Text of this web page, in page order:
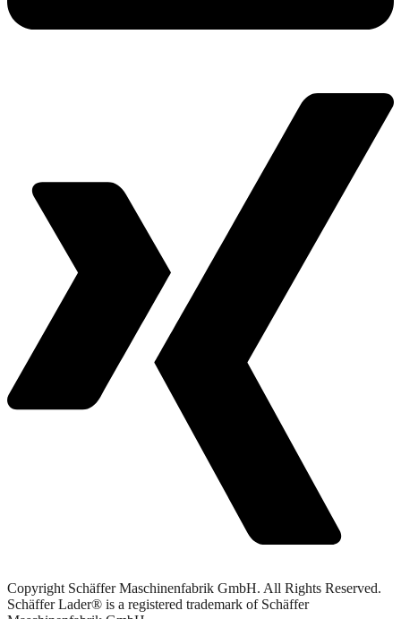
Copyright Schäffer Maschinenfabrik GmbH. All Rights Reserved.
Schäffer Lader® is a registered trademark of Schäffer